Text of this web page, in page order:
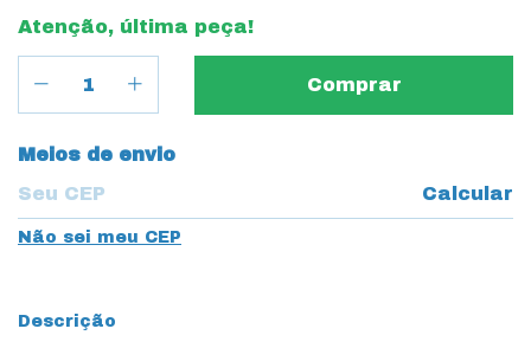
Atenção, última peça!
Entregas para o CEP:
Meios de envio
Calcular
Não sei meu CEP
Descrição